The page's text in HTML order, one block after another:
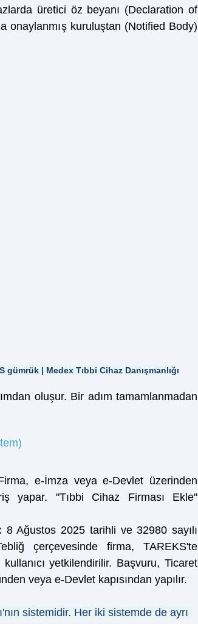
üretici öz beyanı (Declaration of
onaylanmış kuruluştan (Notified Body)
gümrük | Medex Tıbbi Cihaz Danışmanlığı
oluşur. Bir adım tamamlanmadan
yapar. "Tıbbi Cihaz Firması Ekle"
8 Ağustos 2025 tarihli ve 32980 sayılı
çerçevesinde firma, TAREKS'te
yetkilendirilir. Başvuru, Ticaret
veya e-Devlet kapısından yapılır.
sistemidir. Her iki sistemde de ayrı